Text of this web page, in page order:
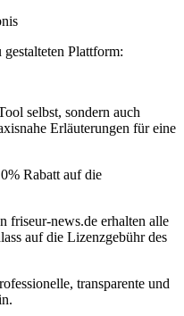
Plattform:
selbst, sondern auch
Erläuterungen für eine
Rabatt auf die
friseur-news.de erhalten alle
auf die Lizenzgebühr des
transparente und